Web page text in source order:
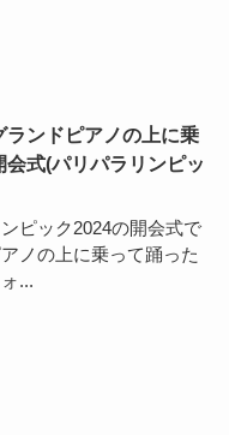
ランドピアノの上に乗
会式(パリパラリンピッ
ピック2024の開会式で
ノの上に乗って踊った
...